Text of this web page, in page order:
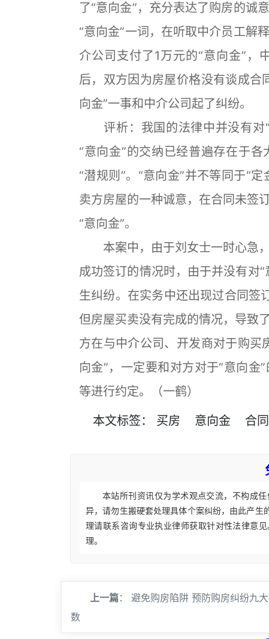
了“意向金”，充分表达了购房的诚
“意向金”一词，在听取中介员工解
介公司支付了1万元的“意向金”，
后，双方因为房屋价格没有谈成合
向金”一事和中介公司起了纠纷。
评析：我国的法律中并没有对“
“意向金”的交纳已经普遍存在于
“潜规则”。“意向金”并不等同于“
卖方房屋的一种诚意，在合同未签
“意向金”。
本案中，由于刘女士一时心急，
成功签订的情况时，由于并没有对
生纠纷。在实务中还出现过合同签
但房屋买卖没有完成的情况，导致
方在与中介公司、开发商对于购买
向金”，一定要和对方对于“意向
等进行约定。（一鹤）
本文标签： 买房 意向金 合同
本站所刊资讯仅为学术观点交流，不构成
异，请勿生搬硬套处理具体个案纠纷，由此产
理请联系咨询专业执业律师获取针对性法律意
理。
上一篇： 避免购房陷阱 预防购房纠纷九
数